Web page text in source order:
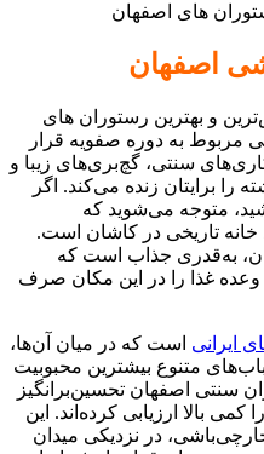
های اصفهان
و بهترین رستوران های
مربوط به دوره صفویه قرار
سنتی، گچ‌بری‌های زیبا و
برایتان زنده می‌کند. اگر
متوجه می‌شوید که
تاریخی در کاشان است.
به‌قدری جذاب است که
غذا را در این مکان صرف
ایرانی است که در میان آن‌ها،
متنوع بیشترین محبوبیت
سنتی اصفهان تحسین‌برانگیز
بالا ارزیابی کرده‌اند. این
در نزدیکی میدان